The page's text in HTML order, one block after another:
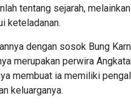
tentang sejarah,
keteladanan.
dengan sosok Bung
merupakan perwira
membuat ia memiliki
keluarganya.